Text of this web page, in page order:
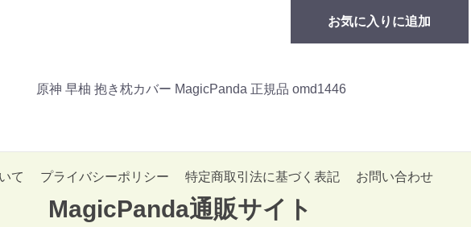
お気に入りに追加
原神 早柚 抱き枕カバー MagicPanda 正規品 omd1446
て プライバシーポリシー 特定商取引法に基づく表記 お問い合わせ
MagicPanda通販サイト